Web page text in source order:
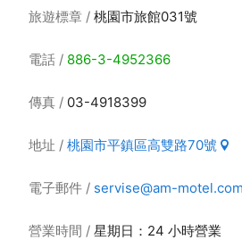
旅遊標章 桃園市旅館031號
電話 886-3-4952366
傳真 03-4918399
地址 桃園市平鎮區高雙路70號
電子郵件 servise@am-
營業時間
星期日：24 小時營業